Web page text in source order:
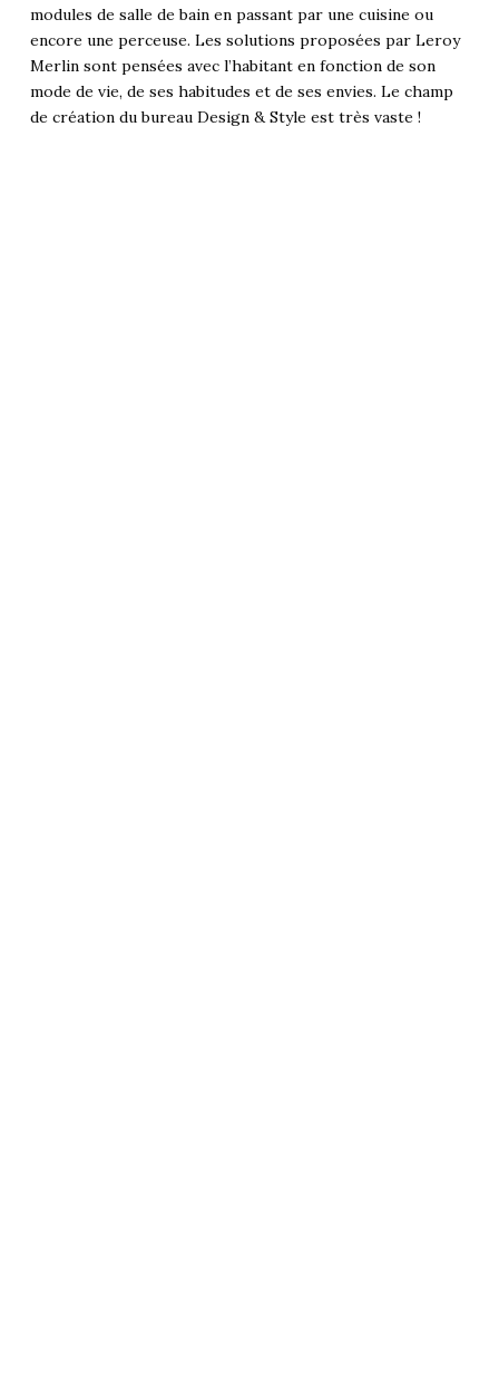
modules de salle de bain en passant par une cuisine ou
encore une perceuse. Les solutions proposées par Leroy
Merlin sont pensées avec l’habitant en fonction de son
mode de vie, de ses habitudes et de ses envies. Le champ
de création du bureau Design & Style est très vaste !